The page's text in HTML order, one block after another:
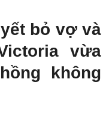
bỏ vợ và
vừa
không